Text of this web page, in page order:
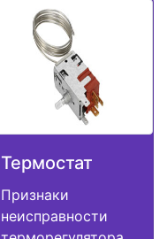
Термостат
Признаки
неисправности